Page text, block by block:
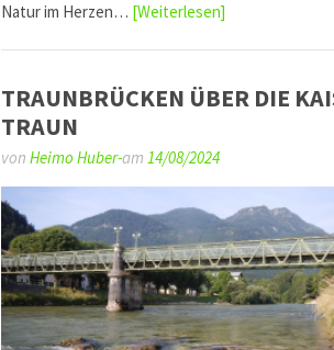
Natur im Herzen… [Weiterlesen]
TRAUNBRÜCKEN ÜBER DIE
TRAUN
von Heimo Huber-am 14/08/2024